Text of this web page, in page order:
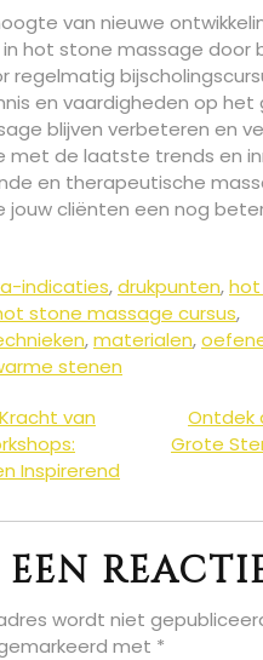
van nieuwe
hot stone massage door
regelmatig
en vaardigheden op
blijven verbeteren en
de laatste trends en
en therapeutische
jouw cliënten een nog
indicaties,drukpunten,
stone massage cursus,
,materialen,
stenen
van
Inspirerend
Ontdek
Grote
een
wordt niet
met *